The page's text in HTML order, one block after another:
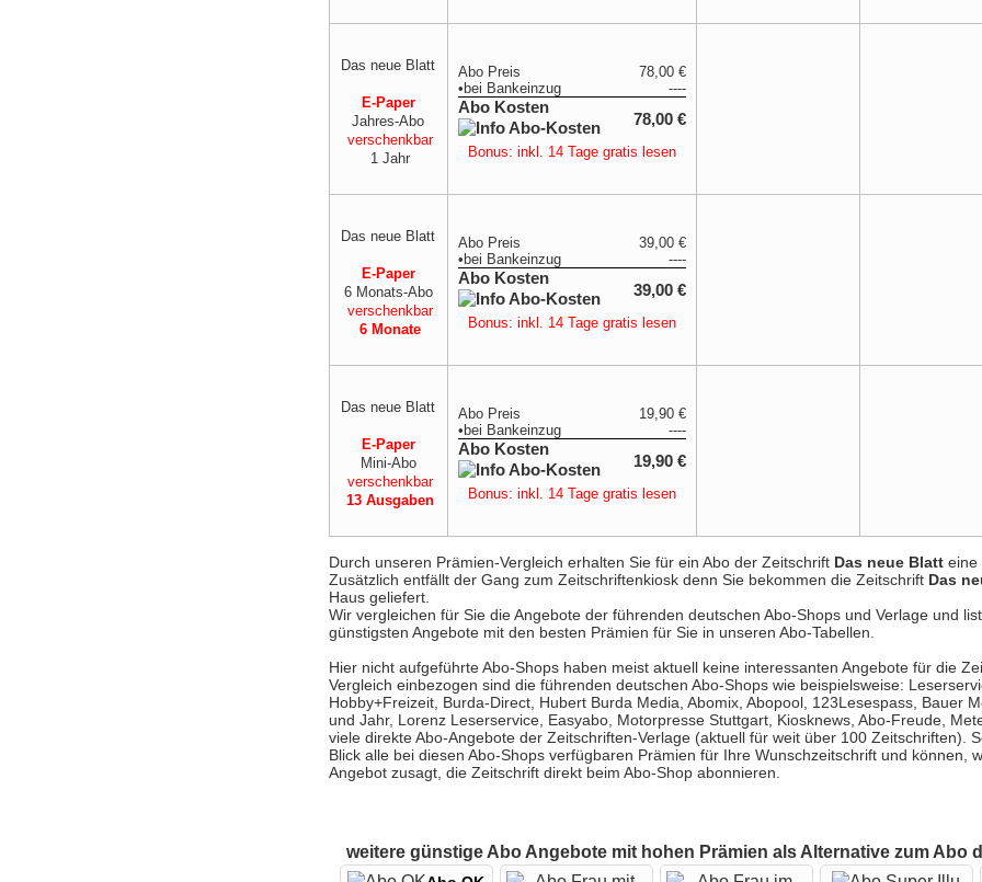
Das neue Blatt
E-Paper
Jahres-Abo
verschenkbar
1 Jahr
Abo Preis
78,00 €
• bei Bankeinzug ----
Abo Kosten
78,00 €
Bonus: inkl. 14 Tage gratis lesen
Das neue Blatt
E-Paper
6 Monats-Abo
verschenkbar
6 Monate
Abo Preis
39,00 €
• bei Bankeinzug ----
Abo Kosten
39,00 €
Bonus: inkl. 14 Tage gratis lesen
Das neue Blatt
E-Paper
Mini-Abo
verschenkbar
13 Ausgaben
Abo Preis
19,90 €
• bei Bankeinzug ----
Abo Kosten
19,90 €
Bonus: inkl. 14 Tage gratis lesen
Durch unseren Prämien-Vergleich erhalten Sie für ein Abo der Zeitschrift Das neue Blatt eine
Zusätzlich entfällt der Gang zum Zeitschriftenkiosk denn Sie bekommen die Zeitschrift Das
Haus geliefert.
Wir vergleichen für Sie die Angebote der führenden deutschen Abo-Shops und Verlage und
günstigsten Angebote mit den besten Prämien für Sie in unseren Abo-Tabellen.
Hier nicht aufgeführte Abo-Shops haben meist aktuell keine interessanten Angebote für die
Vergleich einbezogen sind die führenden deutschen Abo-Shops wie beispielsweise:
Hobby+Freizeit, Burda-Direct, Hubert Burda Media, Abomix, Abopool, 123Lesespass, Bauer
und Jahr, Lorenz Leserservice, Easyabo, Motorpresse Stuttgart, Kiosknews, Abo-Freude,
viele direkte Abo-Angebote der Zeitschriften-Verlage (aktuell für weit über 100 Zeitschriften).
Blick alle bei diesen Abo-Shops verfügbaren Prämien für Ihre Wunschzeitschrift und können,
Angebot zusagt, die Zeitschrift direkt beim Abo-Shop abonnieren.
weitere günstige Abo Angebote mit hohen Prämien als Alternative zum Abo